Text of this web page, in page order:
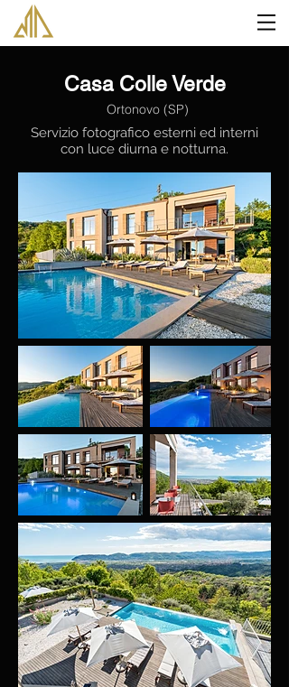
Casa Colle Verde
Ortonovo (SP)
Servizio fotografico esterni ed interni
con luce diurna e notturna.